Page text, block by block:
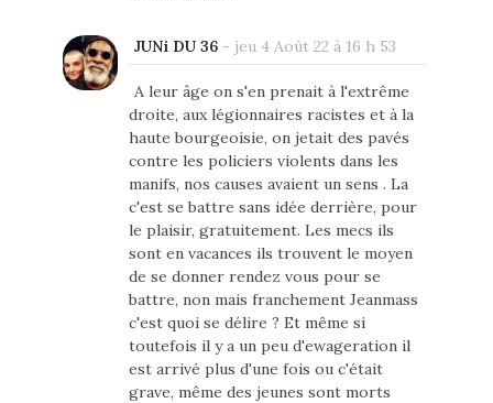
JUNi DU 36- jeu 4 Août 22 à 16 h 53
A leur âge on s'en prenait à l'extrême
droite, aux légionnaires racistes et à la
haute bourgeoisie, on jetait des pavés
contre les policiers violents dans les
manifs, nos causes avaient un sens . La
c'est se battre sans idée derrière, pour
le plaisir, gratuitement. Les mecs ils
sont en vacances ils trouvent le moyen
de se donner rendez vous pour se
battre, non mais franchement Jeanmass
c'est quoi se délire ? Et même si
toutefois il y a un peu d'ewageration il
est arrivé plus d'une fois ou c'était
grave, même des jeunes sont morts